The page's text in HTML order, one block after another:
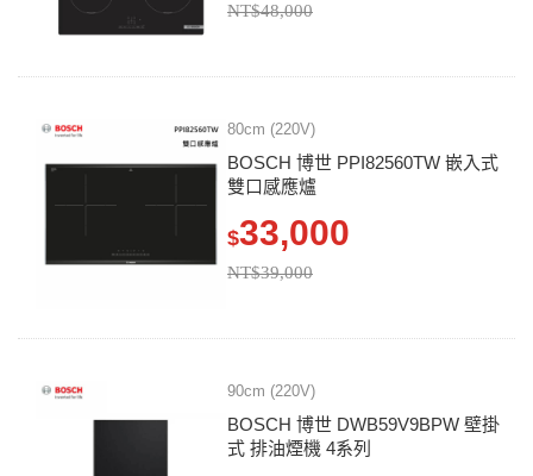
NT$48,000
80cm (220V)
BOSCH 博世 PPI82560TW 嵌入式
雙口感應爐
$33,000
NT$39,000
90cm (220V)
BOSCH 博世 DWB59V9BPW 壁掛
式 排油煙機 4系列